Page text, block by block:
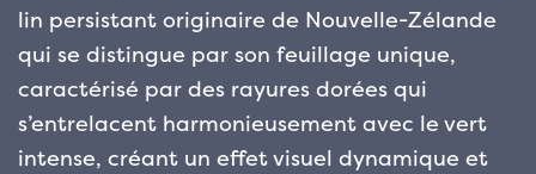
lin persistant originaire de Nouvelle-Zélande
qui se distingue par son feuillage unique,
caractérisé par des rayures dorées qui
s’entrelacent harmonieusement avec le vert
intense, créant un effet visuel dynamique et